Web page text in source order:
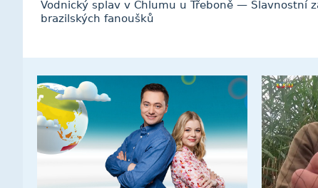
Vodnický splav v Chlumu u Třeboně — Slavnostní
brazilských fanoušků